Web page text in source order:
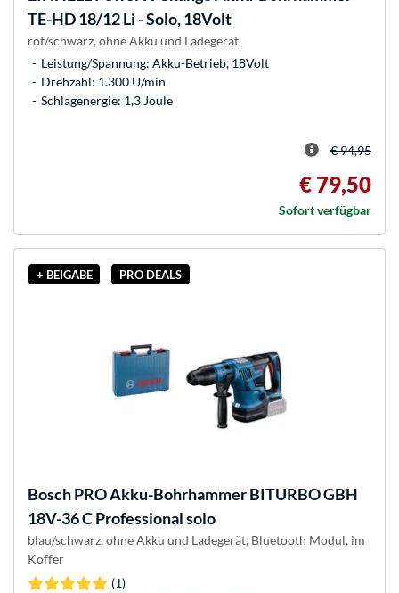
TE-HD 18/12 Li - Solo, 18Volt
rot/schwarz, ohne Akku und Ladegerät
Leistung/Spannung: Akku-Betrieb, 18Volt
Drehzahl: 1.300 U/min
Schlagenergie: 1,3 Joule
€ 94,95
€ 79,50
Sofort verfügbar
+ BEIGABE PRO DEALS
BoschPRO Akku-Bohrhammer BITURBO GBH
18V-36 C Professional solo
blau/schwarz, ohne Akku und Ladegerät, Bluetooth Modul, im
Koffer
(1)